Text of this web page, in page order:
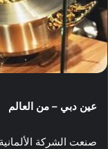
عين دبي – من العالم